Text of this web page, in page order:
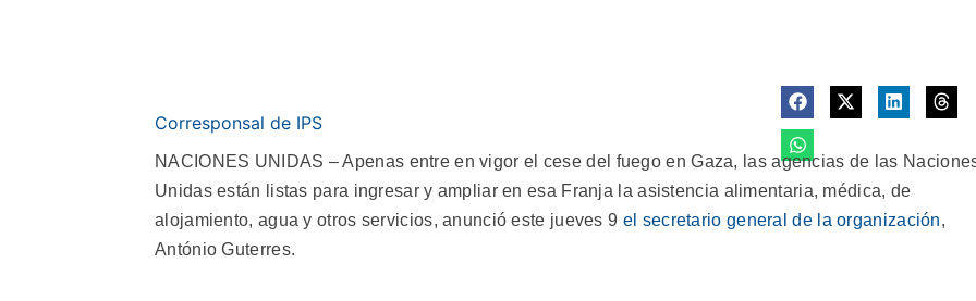
Corresponsal de IPS
NACIONES UNIDAS – Apenas entre en vigor el cese del fuego en Gaza, las agencias de las
Unidas están listas para ingresar y ampliar en esa Franja la asistencia alimentaria, médica, de
alojamiento, agua y otros servicios, anunció este jueves 9 el secretario general de la organización,
António Guterres.